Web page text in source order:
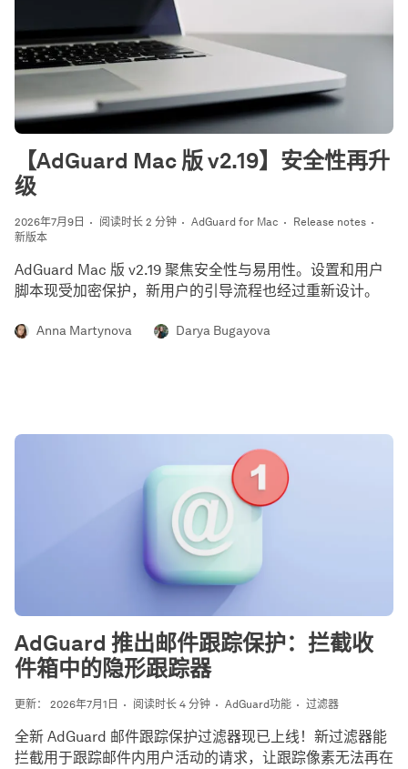
2026年7月9日 阅读时长 2 分钟 AdGuard for Mac
Release notes
新版本
【AdGuard Mac 版 v2.19】安全性再升
级
AdGuard Mac 版 v2.19 聚焦安全性与易用性。设置和用户
脚本现受加密保护，新用户的引导流程也经过重新设计。
Anna Martynova Darya Bugayova
更新： 2026年7月1日 阅读时长 4 分钟 AdGuard功能 过滤器
AdGuard 推出邮件跟踪保护：拦截收
件箱中的隐形跟踪器
全新 AdGuard 邮件跟踪保护过滤器现已上线！新过滤器能
拦截用于跟踪邮件内用户活动的请求，让跟踪像素无法再在